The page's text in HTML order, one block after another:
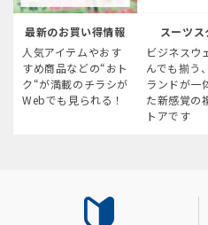
最新のお買い得情報
人気アイテムやおす
すめ商品などの“おト
ク“が満載のチラシが
Webでも見られる！
スーツス
ビジネスウ
んでも揃う
ランドが一
た新感覚の
トアです